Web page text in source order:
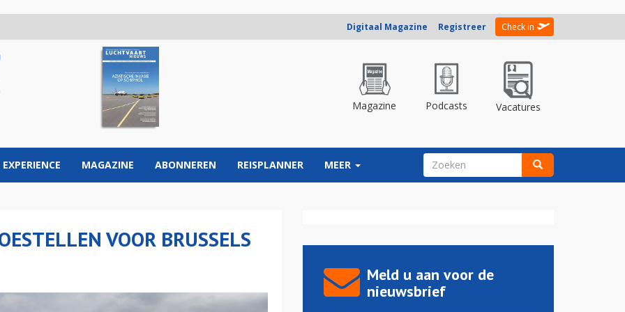
Digitaal Magazine Registreer Check in
Magazine Podcasts Vacatures
EXPERIENCE MAGAZINE ABONNEREN REISPLANNER MEER ZOEKVELD
VOOR BRUSSELS
Meld u aan voor de
nieuwsbrief